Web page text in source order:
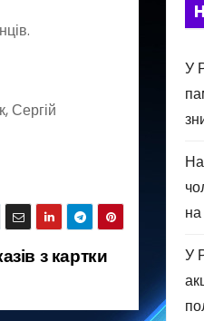
Сергій
з картки
У
У